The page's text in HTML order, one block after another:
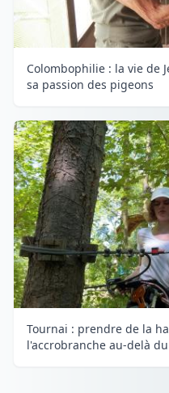
Colombophilie : la vie de
sa passion des pigeons
Tournai : prendre de la
l'accrobranche au-delà